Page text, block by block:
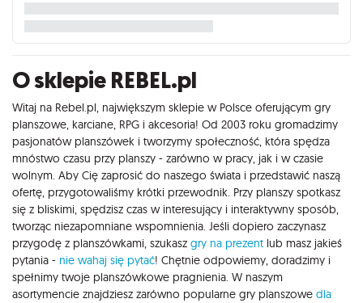
O sklepie REBEL.pl
Witaj na Rebel.pl, największym sklepie w Polsce oferującym gry
planszowe, karciane, RPG i akcesoria! Od 2003 roku gromadzimy
pasjonatów planszówek i tworzymy społeczność, która spędza
mnóstwo czasu przy planszy - zarówno w pracy, jak i w czasie
wolnym. Aby Cię zaprosić do naszego świata i przedstawić naszą
ofertę, przygotowaliśmy krótki przewodnik. Przy planszy spotkasz
się z bliskimi, spędzisz czas w interesujący i interaktywny sposób,
tworząc niezapomniane wspomnienia. Jeśli dopiero zaczynasz
przygodę z planszówkami, szukasz gry na prezent lub masz jakieś
pytania - nie wahaj się pytać! Chętnie odpowiemy, doradzimy i
spełnimy twoje planszówkowe pragnienia. W naszym
asortymencie znajdziesz zarówno popularne gry planszowe dla